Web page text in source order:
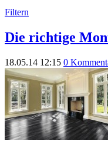
Filtern
Die richtige
18.05.14 12:15 0